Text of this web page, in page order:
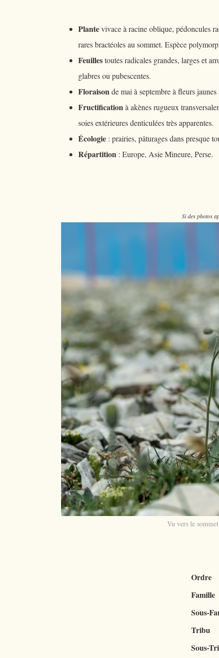
Plantevivace à racine oblique, pédoncules
rares bractéoles au sommet. Espèce
Feuillestoutes radicales grandes, larges et
glabres ou pubescentes.
Floraison de mai à septembre à fleurs
Fructification à akènes rugueux
soies extérieures denticulées très apparentes.
Écologie: prairies, pâturages dans presque
Répartition : Europe, Asie Mineure, Perse.
Si des photos
Vu vers le
Ordre
Famille
Sous-
Tribu
Sous-